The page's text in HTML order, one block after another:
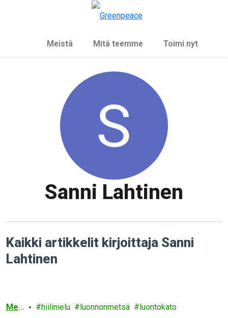
Meistä Mitä teemme Toimi nyt
Sanni Lahtinen
Kaikki artikkelit kirjoittaja Sanni
Lahtinen
Met
hiilinielu luonnonmetsä
luontokato